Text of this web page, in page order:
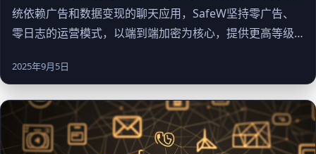
统依赖广告和数据变现的聊天应用，SafeW坚持零广告、
零日志的运营模式，以端到端加密为核心，提供更高等级
通，SafeW都能带来安全、高效、流畅的体验。
2025年9月5日